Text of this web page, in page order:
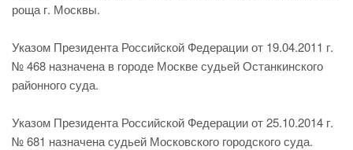
роща г. Москвы.
Указом Президента Российской Федерации от 19.04.2011 г.
№ 468 назначена в городе Москве судьей Останкинского
районного суда.
Указом Президента Российской Федерации от 25.10.2014 г.
№ 681 назначена судьей Московского городского суда.